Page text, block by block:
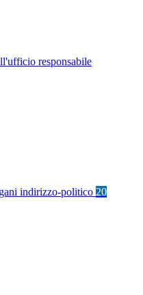
responsabile
indirizzo-politico 20